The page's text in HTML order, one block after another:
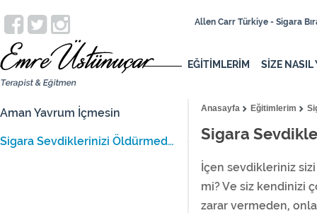
Allen Carr Türkiye - Sigara
EĞİTİMLERİM SİZE NASIL
Aman Yavrum İçmesin
Sigara Sevdiklerinizi Öldürmeden...
Eğitimlerim
Anasayfa
Sigara
İçen sevdikleriniz
mi? Ve siz kendinizi
zarar vermeden,